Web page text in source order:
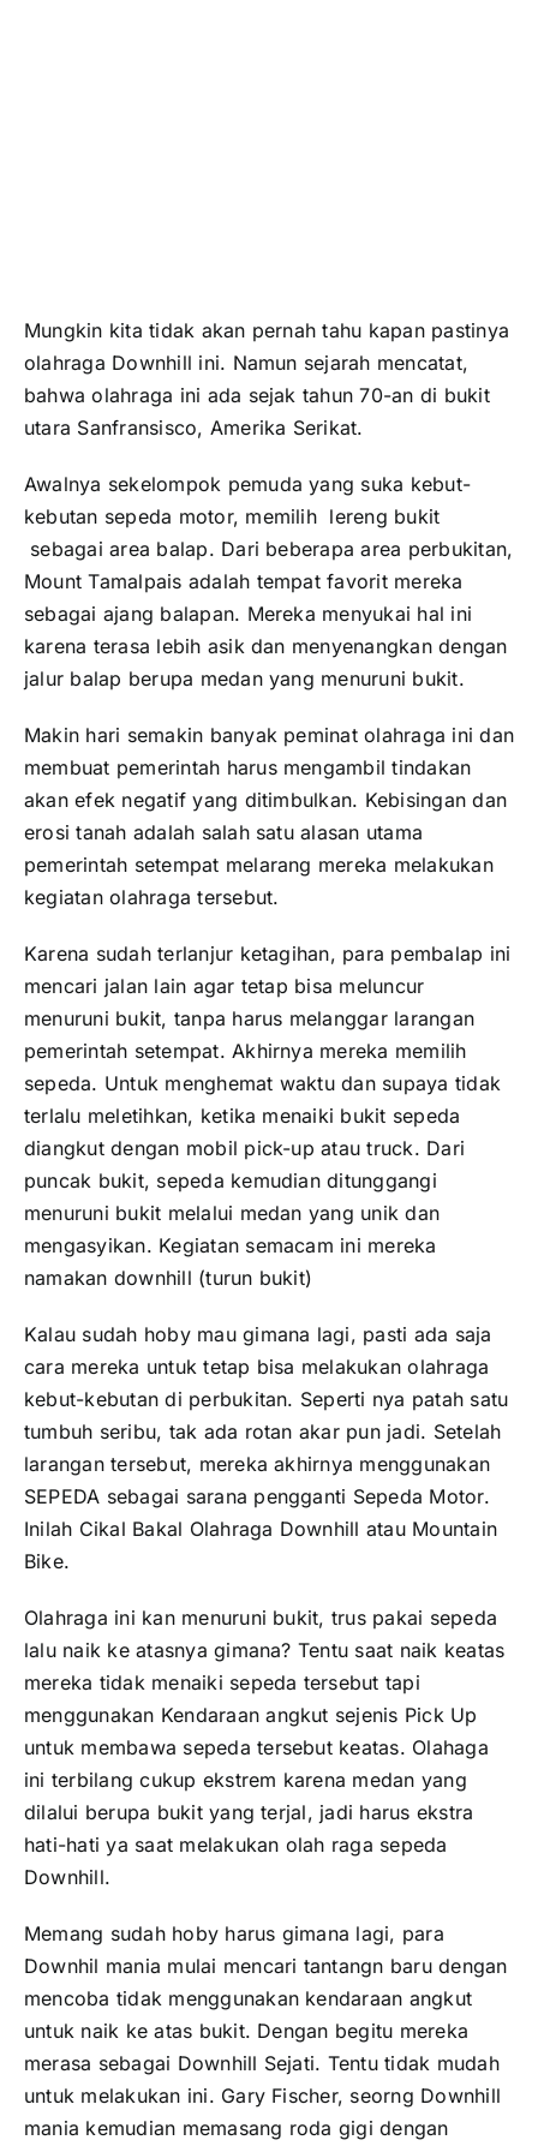
Mungkin kita tidak akan pernah tahu kapan pastinya
olahraga Downhill ini. Namun sejarah mencatat,
bahwa olahraga ini ada sejak tahun 70-an di bukit
utara Sanfransisco, Amerika Serikat.
Awalnya sekelompok pemuda yang suka kebut-
kebutan sepeda motor, memilih lereng bukit
sebagai area balap. Dari beberapa area perbukitan,
Mount Tamalpais adalah tempat favorit mereka
sebagai ajang balapan. Mereka menyukai hal ini
karena terasa lebih asik dan menyenangkan dengan
jalur balap berupa medan yang menuruni bukit.
Makin hari semakin banyak peminat olahraga ini dan
membuat pemerintah harus mengambil tindakan
akan efek negatif yang ditimbulkan. Kebisingan dan
erosi tanah adalah salah satu alasan utama
pemerintah setempat melarang mereka melakukan
kegiatan olahraga tersebut.
Karena sudah terlanjur ketagihan, para pembalap ini
mencari jalan lain agar tetap bisa meluncur
menuruni bukit, tanpa harus melanggar larangan
pemerintah setempat. Akhirnya mereka memilih
sepeda. Untuk menghemat waktu dan supaya tidak
terlalu meletihkan, ketika menaiki bukit sepeda
diangkut dengan mobil pick-up atau truck. Dari
puncak bukit, sepeda kemudian ditunggangi
menuruni bukit melalui medan yang unik dan
mengasyikan. Kegiatan semacam ini mereka
namakan downhill (turun bukit)
Kalau sudah hoby mau gimana lagi, pasti ada saja
cara mereka untuk tetap bisa melakukan olahraga
kebut-kebutan di perbukitan. Seperti nya patah satu
tumbuh seribu, tak ada rotan akar pun jadi. Setelah
larangan tersebut, mereka akhirnya menggunakan
SEPEDA sebagai sarana pengganti Sepeda Motor.
Inilah Cikal Bakal Olahraga Downhill atau Mountain
Bike.
Olahraga ini kan menuruni bukit, trus pakai sepeda
lalu naik ke atasnya gimana? Tentu saat naik keatas
mereka tidak menaiki sepeda tersebut tapi
menggunakan Kendaraan angkut sejenis Pick Up
untuk membawa sepeda tersebut keatas. Olahaga
ini terbilang cukup ekstrem karena medan yang
dilalui berupa bukit yang terjal, jadi harus ekstra
hati-hati ya saat melakukan olah raga sepeda
Downhill.
Memang sudah hoby harus gimana lagi, para
Downhil mania mulai mencari tantangn baru dengan
mencoba tidak menggunakan kendaraan angkut
untuk naik ke atas bukit. Dengan begitu mereka
merasa sebagai Downhill Sejati. Tentu tidak mudah
untuk melakukan ini. Gary Fischer, seorng Downhill
mania kemudian memasang roda gigi dengan